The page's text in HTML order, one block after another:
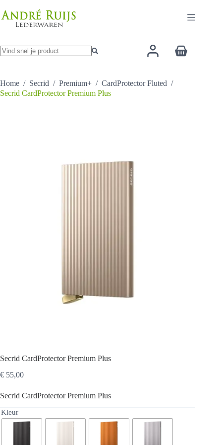
naar
de
variaties.
Home / Secrid / Premium+ / CardProtector Fluted /
Secrid CardProtector Premium Plus
Secrid CardProtector Premium Plus
€ 55,00
Secrid CardProtector Premium Plus
Kleur